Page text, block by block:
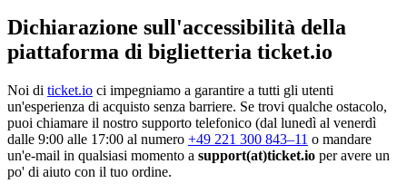
Dichiarazione sull'accessibilità della
piattaforma di biglietteria ticket.io
Noi di ticket.io ci impegniamo a garantire a tutti gli utenti
un'esperienza di acquisto senza barriere. Se trovi qualche ostacolo,
puoi chiamare il nostro supporto telefonico (dal lunedì al venerdì
dalle 9:00 alle 17:00 al numero +49 221 300 843–11 o mandare
un'e-mail in qualsiasi momento a support(at)ticket.io per avere un
po' di aiuto con il tuo ordine.